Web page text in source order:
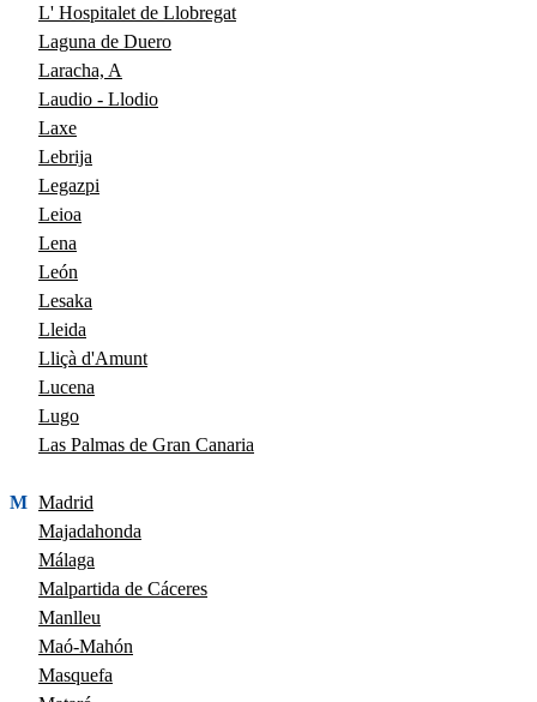
L' Hospitalet de Llobregat
Laguna de Duero
Laracha, A
Laudio - Llodio
Laxe
Lebrija
Legazpi
Leioa
Lena
León
Lesaka
Lleida
Lliçà d'Amunt
Lucena
Lugo
Las Palmas de Gran Canaria
M Madrid
Majadahonda
Málaga
Malpartida de Cáceres
Manlleu
Maó-Mahón
Masquefa